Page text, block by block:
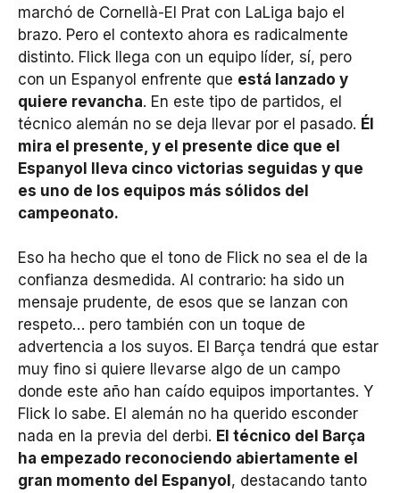
marchó de Cornellà-El Prat con LaLiga bajo el
brazo. Pero el contexto ahora es radicalmente
distinto. Flick llega con un equipo líder, sí, pero
con un Espanyol enfrente que está lanzado y
quiere revancha. En este tipo de partidos, el
técnico alemán no se deja llevar por el pasado. Él
mira el presente, y el presente dice que el
Espanyol lleva cinco victorias seguidas y que
es uno de los equipos más sólidos del
campeonato.
Eso ha hecho que el tono de Flick no sea el de la
confianza desmedida. Al contrario: ha sido un
mensaje prudente, de esos que se lanzan con
respeto… pero también con un toque de
advertencia a los suyos. El Barça tendrá que estar
muy fino si quiere llevarse algo de un campo
donde este año han caído equipos importantes. Y
Flick lo sabe. El alemán no ha querido esconder
nada en la previa del derbi. El técnico del Barça
ha empezado reconociendo abiertamente el
gran momento del Espanyol , destacando tanto